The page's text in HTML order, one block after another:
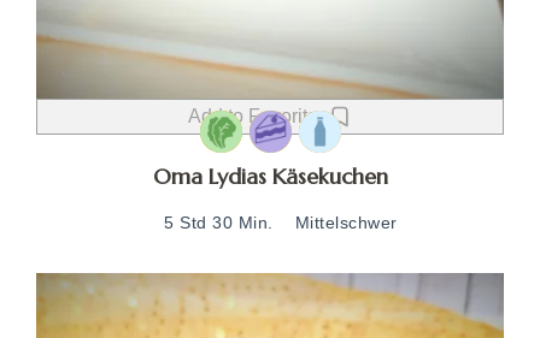
Add to Favorites
Oma Lydias Käsekuchen
5 Std 30 Min. Mittelschwer